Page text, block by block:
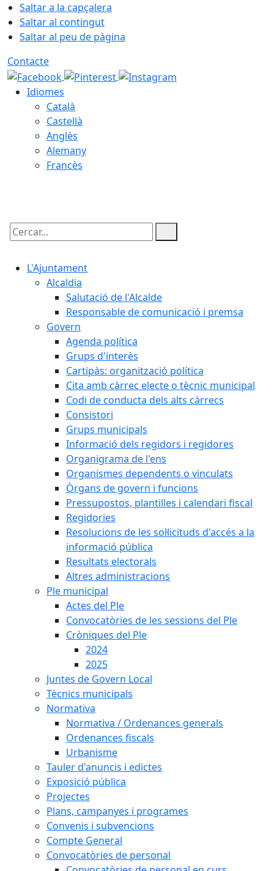
Saltar a la capçalera
Saltar al contingut
Saltar al peu de pàgina
Contacte
Idiomes
Català
Castellà
Anglès
Alemany
Francès
Cercar:
L'Ajuntament
Alcaldia
Salutació de l'Alcalde
Responsable de comunicació i premsa
Govern
Agenda política
Grups d'interès
Cartipàs: organització política
Cita amb càrrec electe o tècnic municipal
Codi de conducta dels alts càrrecs
Consistori
Grups municipals
Informació dels regidors i regidores
Organigrama de l'ens
Organismes dependents o vinculats
Òrgans de govern i funcions
Pressupostos, plantilles i calendari fiscal
Regidories
Resolucions de les sol·licituds d'accés a la
informació pública
Resultats electorals
Altres administracions
Ple municipal
Actes del Ple
Convocatòries de les sessions del Ple
Cròniques del Ple
2024
2025
Juntes de Govern Local
Tècnics municipals
Normativa
Normativa / Ordenances generals
Ordenances fiscals
Urbanisme
Tauler d'anuncis i edictes
Exposició pública
Projectes
Plans, campanyes i programes
Convenis i subvencions
Compte General
Convocatòries de personal